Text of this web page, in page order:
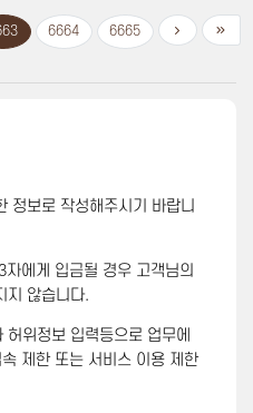
6664 6665
정보로 작성해주시기 바랍니
에게 입금될 경우 고객님의
지 않습니다.
위정보 입력등으로 업무에
제한 또는 서비스 이용 제한